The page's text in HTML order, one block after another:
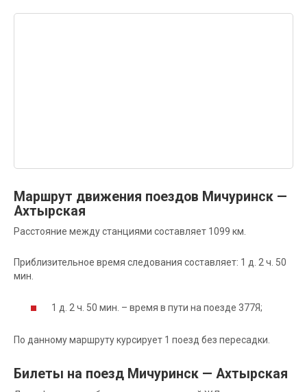
Маршрут движения поездов Мичуринск —
Ахтырская
Расстояние между станциями составляет 1099 км.
Приблизительное время следования составляет: 1 д. 2 ч. 50
мин.
1 д. 2 ч. 50 мин. – время в пути на поезде 377Я;
По данному маршруту курсирует 1 поезд без пересадки.
Билеты на поезд Мичуринск — Ахтырская